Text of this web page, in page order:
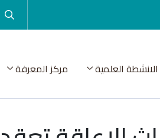
الانشطة العلمية مركز المعرفة